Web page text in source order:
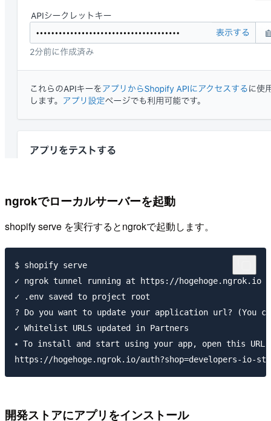
ngrokでローカルサーバーを起動
shopify serve を実行するとngrokで起動します。
$ shopify serve
✓ ngrok tunnel running at https://hogehoge.ngrok.io
✓ .env saved to project root
? Do you want to update your application url? (You
✓ Whitelist
⭑ To install and start using your app, open this URL
開発ストアにアプリをインストール